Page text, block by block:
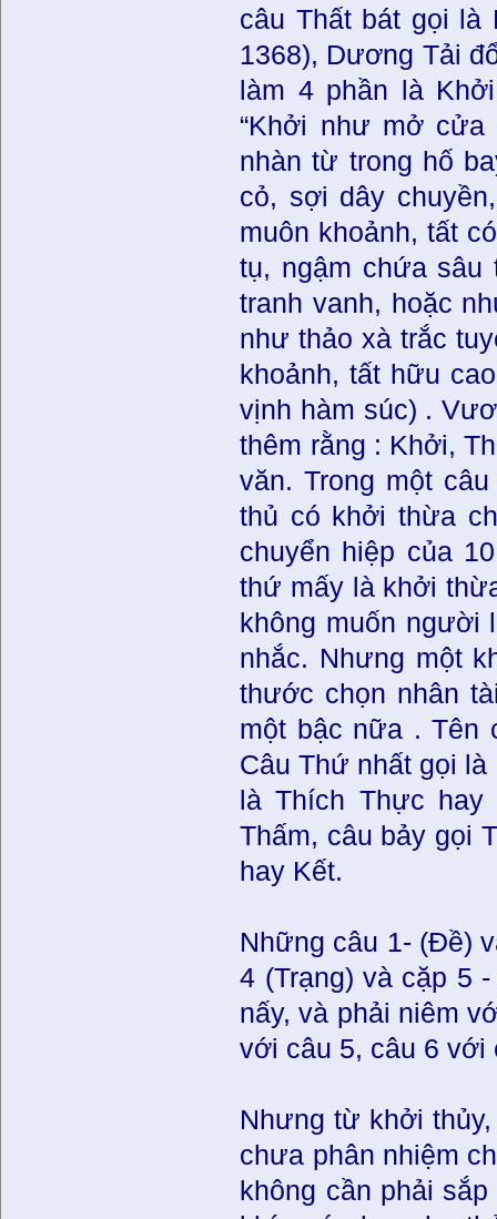
câu Thất bát gọi là
1368), Dương Tải
làm 4 phần là
“Khởi như mở cửa
nhàn từ trong hố
cỏ, sợi dây
muôn khoảnh, tất
tụ, ngậm chứa sâu
tranh vanh, hoặc
như thảo xà trắc
khoảnh, tất hữu
vịnh hàm súc) .
thêm rằng : Khởi,
văn. Trong một
thủ có khởi thừa
chuyển hiệp của
thứ mấy là khởi
không muốn người
nhắc. Nhưng một
thước chọn nhân
một bậc nữa . Tên
Câu Thứ nhất gọi
là Thích Thực hay
Thấm, câu bảy gọi
hay Kết.
Những câu 1- (Ðề)
4 (Trạng) và cặp 5
nấy, và phải niêm
với câu 5, câu 6 với
Nhưng từ khởi
chưa phân nhiệm
không cần phải